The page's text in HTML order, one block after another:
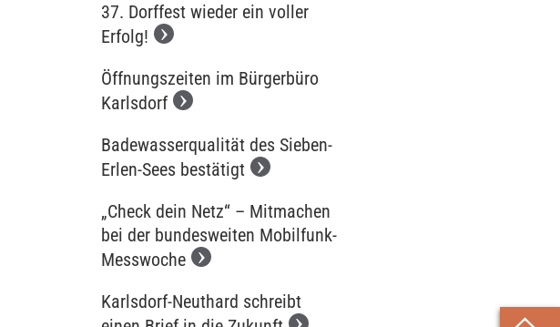
37. Dorffest wieder ein voller
Erfolg!
Öffnungszeiten im Bürgerbüro
Karlsdorf
Badewasserqualität des Sieben-
Erlen-Sees bestätigt
„Check dein Netz“ – Mitmachen
bei der bundesweiten Mobilfunk-
Messwoche
Karlsdorf-Neuthard schreibt